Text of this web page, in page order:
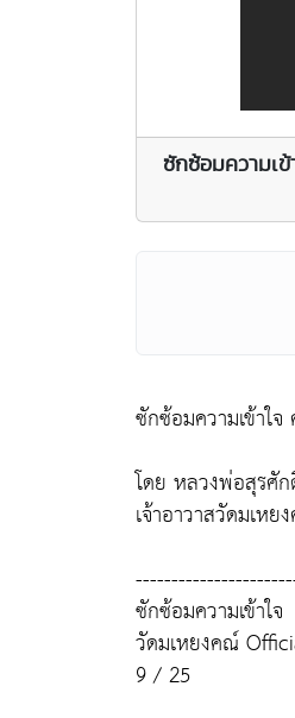
ซักซ้อมความเ
ซักซ้อมความเข้าใ
โดย หลวงพ่อสุรศัก
เจ้าอาวาสวัดมเห
ซักซ้อมความเข้าใจ
วัดมเหยงคณ์
9 / 25